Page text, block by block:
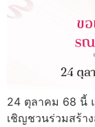
24 ตุลาคม 68 นี้ แ
เชิญชวนร่วมสร้า